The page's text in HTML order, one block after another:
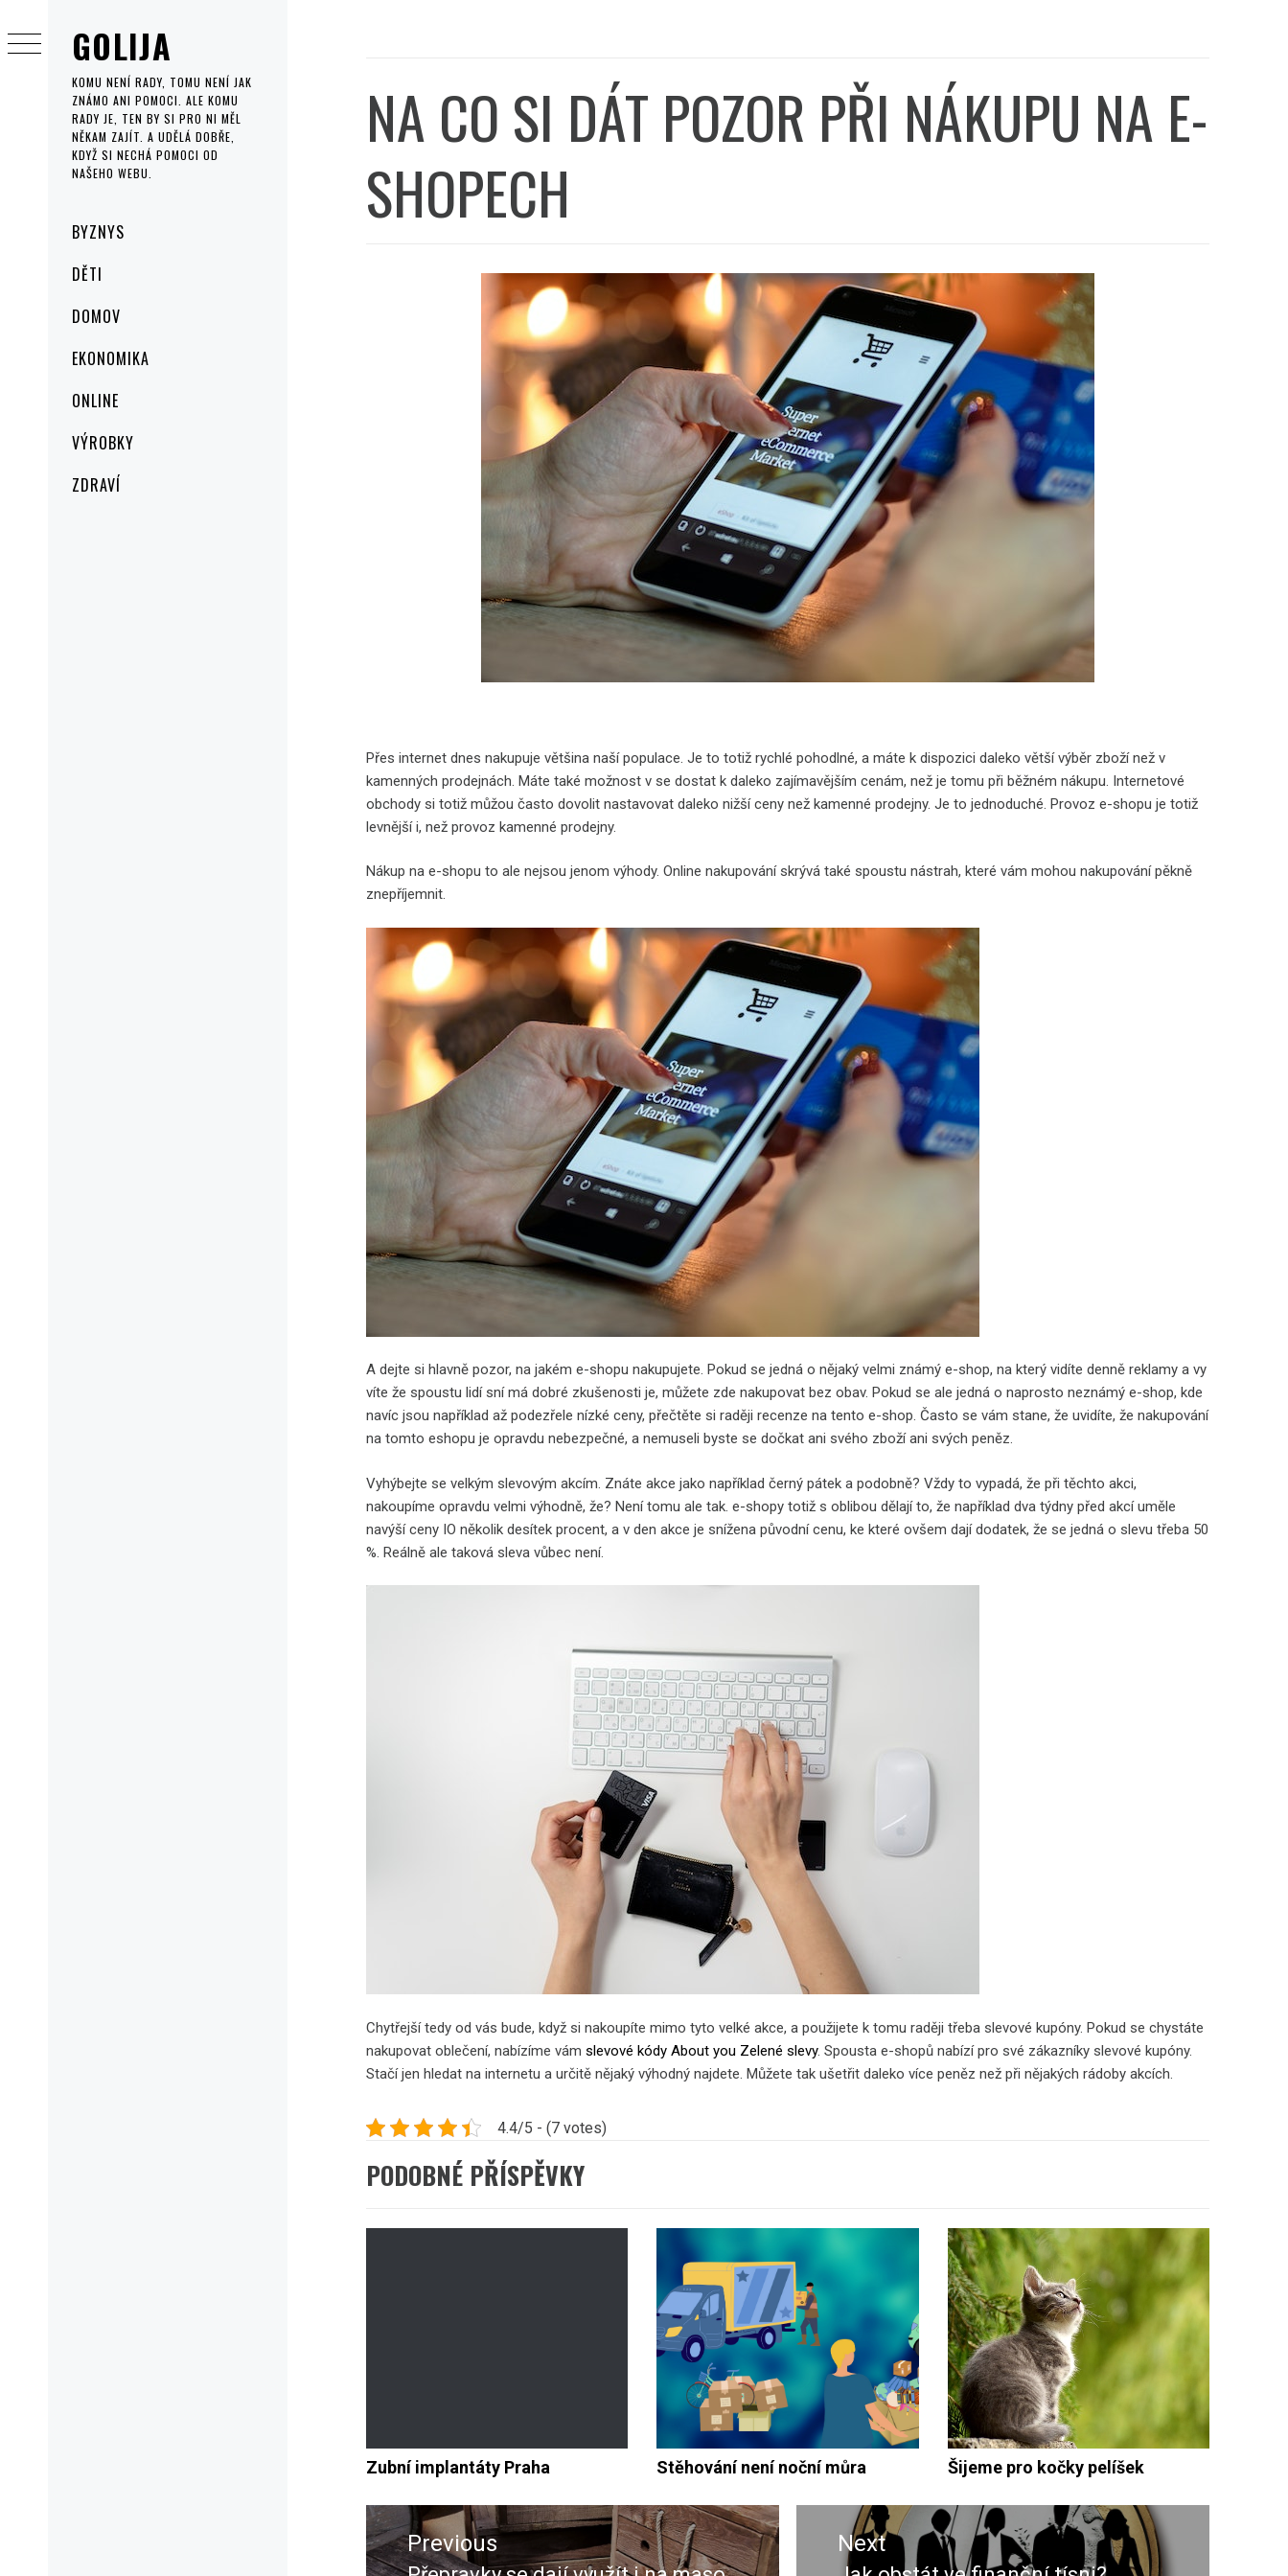
GOLIJA
KOMU NENÍ RADY, TOMU NENÍ JAK
ZNÁMO ANI POMOCI. ALE KOMU
RADY JE, TEN BY SI PRO NI MĚL
NĚKAM ZAJÍT. A UDĚLÁ DOBŘE,
KDYŽ SI NECHÁ POMOCI OD
NAŠEHO WEBU.
MenuBYZNYS
DĚTI
DOMOV
EKONOMIKA
ONLINE
VÝROBKY
ZDRAVÍ
to
content
NA CO SI DÁT POZOR PŘI NÁKUPU NA E-
SHOPECH
Přes internet dnes nakupuje většina naší populace. Je to totiž rychlé pohodlné, a máte k dispozici daleko větší výběr zboží než v
kamenných prodejnách. Máte také možnost v se dostat k daleko zajímavějším cenám, než je tomu při běžném nákupu. Internetové
obchody si totiž můžou často dovolit nastavovat daleko nižší ceny než kamenné prodejny. Je to jednoduché. Provoz e-shopu je totiž
levnější i, než provoz kamenné prodejny.
Nákup na e-shopu to ale nejsou jenom výhody. Online nakupování skrývá také spoustu nástrah, které vám mohou nakupování pěkně
znepříjemnit.
A dejte si hlavně pozor, na jakém e-shopu nakupujete. Pokud se jedná o nějaký velmi známý e-shop, na který vidíte denně reklamy a vy
víte že spoustu lidí sní má dobré zkušenosti je, můžete zde nakupovat bez obav. Pokud se ale jedná o naprosto neznámý e-shop, kde
navíc jsou například až podezřele nízké ceny, přečtěte si raději recenze na tento e-shop. Často se vám stane, že uvidíte, že nakupování
na tomto eshopu je opravdu nebezpečné, a nemuseli byste se dočkat ani svého zboží ani svých peněz.
Vyhýbejte se velkým slevovým akcím. Znáte akce jako například černý pátek a podobně? Vždy to vypadá, že při těchto akci,
nakoupíme opravdu velmi výhodně, že? Není tomu ale tak. e-shopy totiž s oblibou dělají to, že například dva týdny před akcí uměle
navýší ceny IO několik desítek procent, a v den akce je snížena původní cenu, ke které ovšem dají dodatek, že se jedná o slevu třeba 50
%. Reálně ale taková sleva vůbec není.
Chytřejší tedy od vás bude, když si nakoupíte mimo tyto velké akce, a použijete k tomu raději třeba slevové kupóny. Pokud se chystáte
nakupovat oblečení, nabízíme vámslevové kódy About you Zelené slevy. Spousta e-shopů nabízí pro své zákazníky slevové kupóny.
Stačí jen hledat na internetu a určitě nějaký výhodný najdete. Můžete tak ušetřit daleko více peněz než při nějakých rádoby akcích.
4.4/5 - (7 votes)
PODOBNÉ PŘÍSPĚVKY
Zubní implantáty Praha Stěhování není noční můra Šijeme pro kočky pelíšek
Navigace
pro Previous
Next